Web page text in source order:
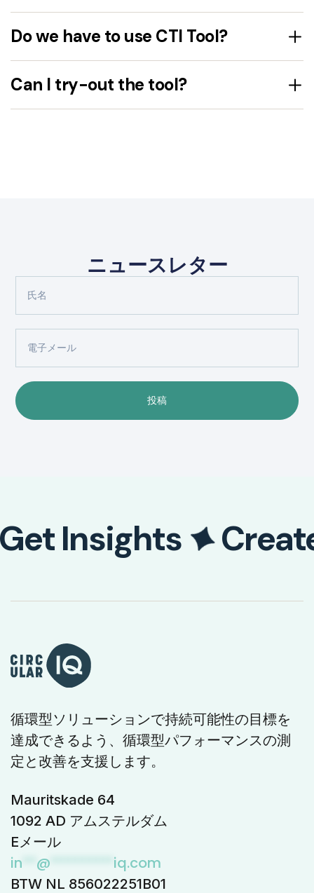
Do we have to use CTI Tool?
Can I try-out the tool?
ニュースレター
投稿
Insights
循環型ソリューションで持続可能性の目標を
達成できるよう、循環型パフォーマンスの測
定と改善を支援します。
Mauritskade 64
1092 AD アムステルダム
Eメール
in @ iq.com
BTW NL 856022251B01